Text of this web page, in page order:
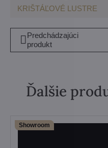
KRIŠTÁĽOVÉ LUSTRE
Predchádzajúci
produkt
Ďalšie
Showroom